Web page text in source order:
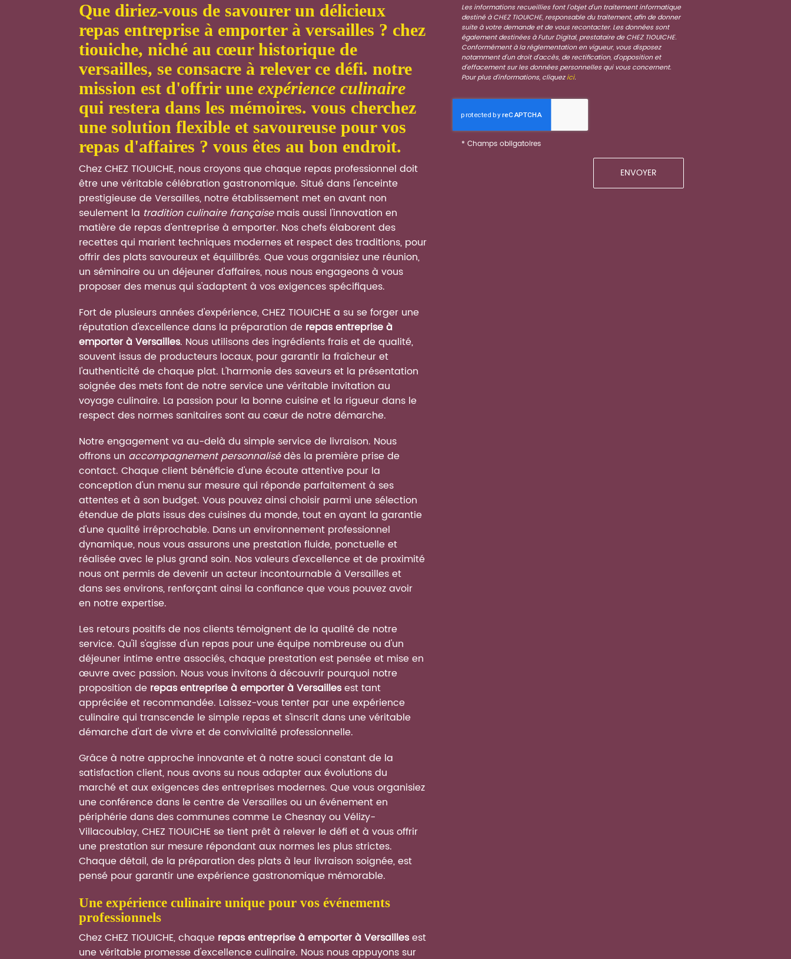
que diriez-vous de savourer un délicieux
repas entreprise à emporter à versailles ? chez
tiouiche, niché au cœur historique de
versailles, se consacre à relever ce défi. notre
mission est d'offrir uneexpérience culinaire
qui restera dans les mémoires. vous cherchez
une solution flexible et savoureuse pour vos
repas d'affaires ? vous êtes au bon endroit.
Chez CHEZ TIOUICHE, nous croyons que chaque repas professionnel doit
être une véritable célébration gastronomique. Situé dans l'enceinte
prestigieuse de Versailles, notre établissement met en avant non
seulement la tradition culinaire françaisemais aussi l'innovation en
matière de repas d'entreprise à emporter. Nos chefs élaborent des
recettes qui marient techniques modernes et respect des traditions, pour
offrir des plats savoureux et équilibrés. Que vous organisiez une réunion,
un séminaire ou un déjeuner d'affaires, nous nous engageons à vous
proposer des menus qui s'adaptent à vos exigences spécifiques.
Fort de plusieurs années d'expérience, CHEZ TIOUICHE a su se forger une
réputation d'excellence dans la préparation de repas entreprise à
emporter à Versailles. Nous utilisons des ingrédients frais et de qualité,
souvent issus de producteurs locaux, pour garantir la fraîcheur et
l'authenticité de chaque plat. L'harmonie des saveurs et la présentation
soignée des mets font de notre service une véritable invitation au
voyage culinaire. La passion pour la bonne cuisine et la rigueur dans le
respect des normes sanitaires sont au cœur de notre démarche.
Notre engagement va au-delà du simple service de livraison. Nous
offrons un accompagnement personnalisédès la première prise de
contact. Chaque client bénéficie d'une écoute attentive pour la
conception d'un menu sur mesure qui réponde parfaitement à ses
attentes et à son budget. Vous pouvez ainsi choisir parmi une sélection
étendue de plats issus des cuisines du monde, tout en ayant la garantie
d'une qualité irréprochable. Dans un environnement professionnel
dynamique, nous vous assurons une prestation fluide, ponctuelle et
réalisée avec le plus grand soin. Nos valeurs d'excellence et de proximité
nous ont permis de devenir un acteur incontournable à Versailles et
dans ses environs, renforçant ainsi la confiance que vous pouvez avoir
en notre expertise.
Les retours positifs de nos clients témoignent de la qualité de notre
service. Qu'il s'agisse d'un repas pour une équipe nombreuse ou d'un
déjeuner intime entre associés, chaque prestation est pensée et mise en
œuvre avec passion. Nous vous invitons à découvrir pourquoi notre
proposition de repas entreprise à emporter à Versaillesest tant
appréciée et recommandée. Laissez-vous tenter par une expérience
culinaire qui transcende le simple repas et s'inscrit dans une véritable
démarche d'art de vivre et de convivialité professionnelle.
Grâce à notre approche innovante et à notre souci constant de la
satisfaction client, nous avons su nous adapter aux évolutions du
marché et aux exigences des entreprises modernes. Que vous organisiez
une conférence dans le centre de Versailles ou un événement en
périphérie dans des communes comme Le Chesnay ou Vélizy-
Villacoublay, CHEZ TIOUICHE se tient prêt à relever le défi et à vous offrir
une prestation sur mesure répondant aux normes les plus strictes.
Chaque détail, de la préparation des plats à leur livraison soignée, est
pensé pour garantir une expérience gastronomique mémorable.
une expérience culinaire unique pour vos événements
professionnels
Chez CHEZ TIOUICHE, chaque repas entreprise à emporter à Versaillesest
une véritable promesse d'excellence culinaire. Nous nous appuyons sur
Les informations recueillies font l’objet d’un traitement informatique
destiné àCHEZ TIOUICHE, responsable du traitement, afin de donner
suite à votre demande et de vous recontacter. Les données sont
également destinées à Futur Digital, prestataire de CHEZ TIOUICHE.
Conformément à la réglementation en vigueur, vous disposez
notamment d'un droit d'accès, de rectification, d'opposition et
d'effacement sur les données personnelles qui vous concernent.
Pour plus d’informations, cliquezici.
* Champs obligatoires